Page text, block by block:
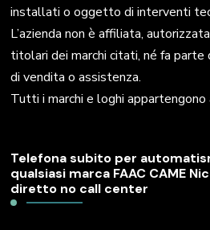
installati o oggetto di interventi
L’azienda non è affiliata,
titolari dei marchi citati, né fa
di vendita o assistenza.
Tutti i marchi e loghi
Telefona subito per
qualsiasi marca FAAC CAME
diretto no call center